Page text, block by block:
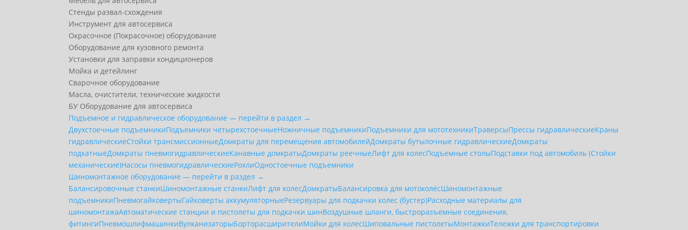
Стенды развал-схождения
Инструмент для автосервиса
Окрасочное (Покрасочное) оборудование
Оборудование для кузовного ремонта
Установки для заправки кондиционеров
Мойка и детейлинг
Сварочное оборудование
Масла, очистители, технические жидкости
БУ Оборудование для автосервиса
Подъемное и гидравлическое оборудование — перейти в раздел →
Двухстоечные подъемникиПодъемники четырехстоечныеНожничные подъемникиПодъемники для мототехникиТраверсыПрессы гидравлическиеКраны
гидравлическиеСтойки трансмиссионныеДомкраты для перемещения автомобилейДомкраты бутылочные гидравлическиеДомкраты
подкатныеДомкраты пневмогидравлическиеКанавные домкратыДомкраты реечныеЛифт для колесПодъемные столыПодставки под автомобиль (Стойки
механические)Насосы пневмогидравлическиеРохлиОдностоечные подъемники
Шиномонтажное оборудование — перейти в раздел →
Балансировочные станкиШиномонтажные станкиЛифт для колесДомкратыБалансировка для мотоколёсШиномонтажные
подъемникиПневмогайковертыГайковерты аккумуляторныеРезервуары для подкачки колес (бустер)Расходные материалы для
шиномонтажаАвтоматические станции и пистолеты для подкачки шинВоздушные шланги, быстроразъемные соединения,
фитингиПневмошлифмашинкиВулканизаторыБорторасширителиМойки для колесШиповальные пистолетыМонтажкиТележки для транспортировки